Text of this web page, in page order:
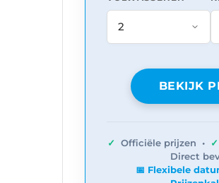
BEKIJK
✓ Officiële prijzen • ✓
Direct
📅 Flexibele